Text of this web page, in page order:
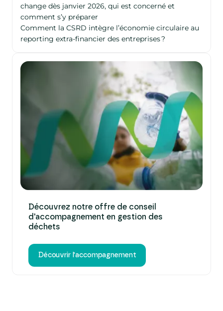
change dès janvier 2026, qui est concerné et
comment s’y préparer
Comment la CSRD intègre l’économie circulaire au
reporting extra-financier des entreprises ?
Découvrez notre offre de conseil
d'accompagnement en gestion des
déchets
Découvrir l'accompagnement